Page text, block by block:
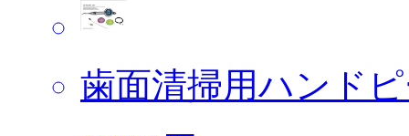
歯面清掃用ハンド